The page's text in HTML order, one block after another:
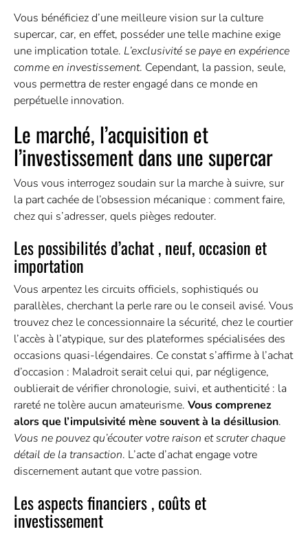
Vous bénéficiez d’une meilleure vision sur la culture
supercar, car, en effet, posséder une telle machine exige
une implication totale. L’exclusivité se paye en expérience
comme en investissement. Cependant, la passion, seule,
vous permettra de rester engagé dans ce monde en
perpétuelle innovation.
Le marché, l’acquisition et
l’investissement dans une supercar
Vous vous interrogez soudain sur la marche à suivre, sur
la part cachée de l’obsession mécanique : comment faire,
chez qui s’adresser, quels pièges redouter.
Les possibilités d’achat , neuf, occasion et
importation
Vous arpentez les circuits officiels, sophistiqués ou
parallèles, cherchant la perle rare ou le conseil avisé. Vous
trouvez chez le concessionnaire la sécurité, chez le courtier
l’accès à l’atypique, sur des plateformes spécialisées des
occasions quasi-légendaires. Ce constat s’affirme à l’achat
d’occasion : Maladroit serait celui qui, par négligence,
oublierait de vérifier chronologie, suivi, et authenticité : la
rareté ne tolère aucun amateurisme. Vous comprenez
alors que l’impulsivité mène souvent à la désillusion.
Vous ne pouvez qu’écouter votre raison et scruter chaque
détail de la transaction. L’acte d’achat engage votre
discernement autant que votre passion.
Les aspects financiers , coûts et
investissement